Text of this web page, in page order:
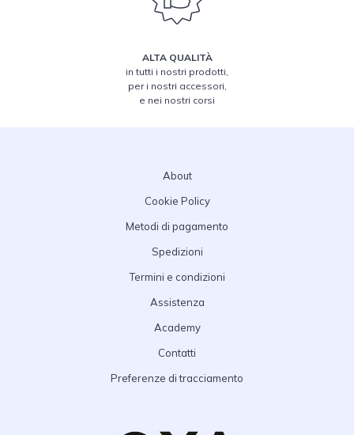
ALTA QUALITÀ
in tutti i nostri prodotti,
per i nostri accessori,
e nei nostri corsi
About
Cookie Policy
Metodi di pagamento
Spedizioni
Termini e condizioni
Assistenza
Academy
Contatti
Preferenze di tracciamento